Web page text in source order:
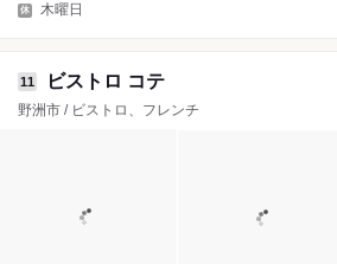
木曜日
11 ビストロ コテ
野洲市 / ビストロ、フレンチ